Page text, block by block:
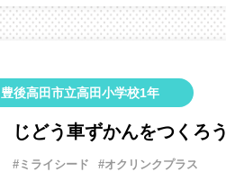
豊後高田市立高田小学校1年
じどう車ずかんをつくろう
#ミライシード #オクリンクプラス